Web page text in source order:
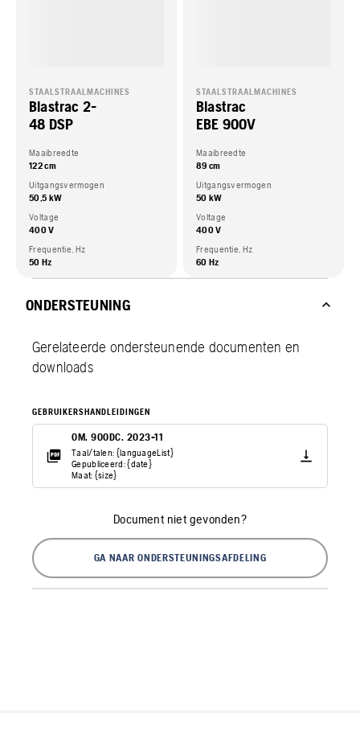
STAALSTRAALMACHINES
Blastrac 2-
48 DSP
Maaibreedte
122 cm
Uitgangsvermogen
50,5 kW
Voltage
400 V
Frequentie, Hz
50 Hz
STAALSTRAALMACHINES
Blastrac
EBE 900V
Maaibreedte
89 cm
Uitgangsvermogen
50 kW
Voltage
400 V
Frequentie, Hz
60 Hz
ONDERSTEUNING
Gerelateerde ondersteunende documenten en
downloads
GEBRUIKERSHANDLEIDINGEN
OM. 900DC. 2023-11
Taal/talen: {languageList}
Gepubliceerd: {date}
Maat: {size}
Document niet gevonden?
GA NAAR ONDERSTEUNINGSAFDELING